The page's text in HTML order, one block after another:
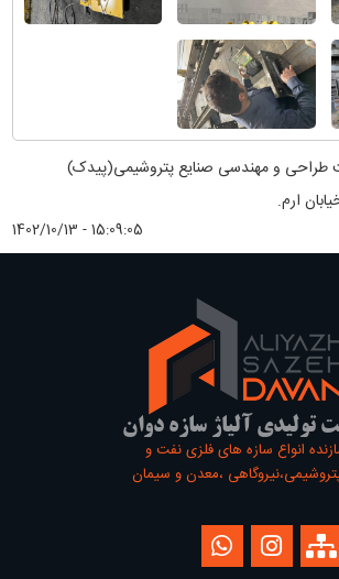
طراحی و مهندسی صنایع پتروشیمی(پیدک)
ارم.
1402/10/13 - 15:09:05
تولیدی آلیاژ سازه دوان
انواع سازه های فلزی نفت و
،معدن و سیمان